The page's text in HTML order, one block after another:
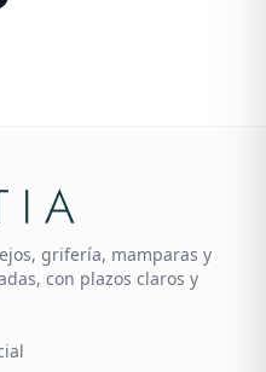
grifería, mamparas y
con plazos claros y